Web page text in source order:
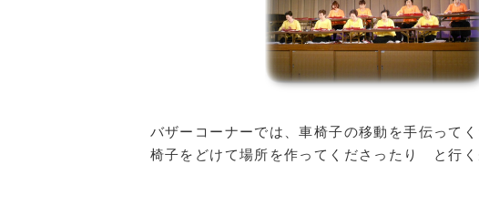
バザーコーナーでは、車椅子の移動を手伝って
椅子をどけて場所を作ってくださったり と行く